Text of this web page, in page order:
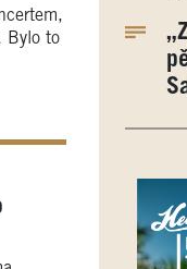
Bylo to